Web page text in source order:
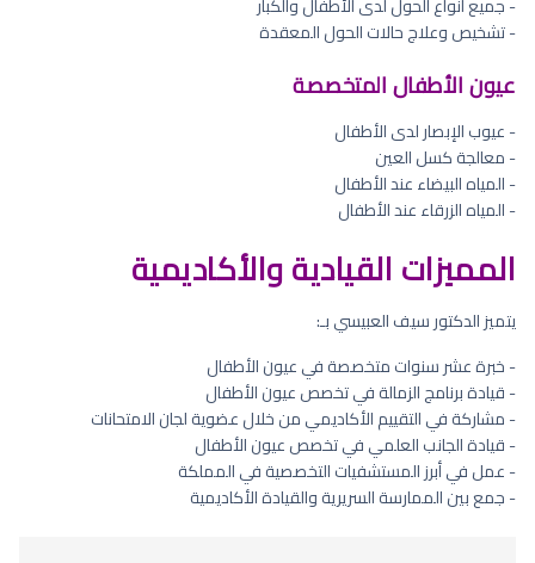
- تشخيص وعلاج حالات الحول المعقدة
عيون الأطفال المتخصصة
- عيوب الإبصار لدى الأطفال
- معالجة كسل العين
- المياه البيضاء عند الأطفال
- المياه الزرقاء عند الأطفال
المميزات القيادية والأكاديمية
يتميز الدكتور سيف العبيسي بـ:
- خبرة عشر سنوات متخصصة في عيون الأطفال
- قيادة برنامج الزمالة في تخصص عيون الأطفال
- مشاركة في التقييم الأكاديمي من خلال عضوية لجان الامتحانات
- قيادة الجانب العلمي في تخصص عيون الأطفال
- عمل في أبرز المستشفيات التخصصية في المملكة
- جمع بين الممارسة السريرية والقيادة الأكاديمية